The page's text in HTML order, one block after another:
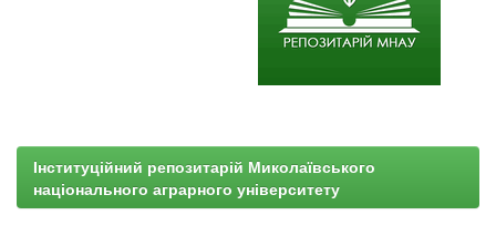
Інституційний репозитарій Миколаївського
національного аграрного університету